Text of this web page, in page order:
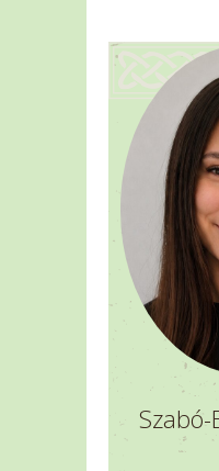
Szabó-